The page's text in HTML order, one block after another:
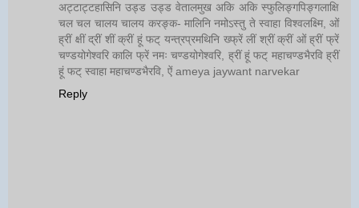
अट्टाट्टहासिनि उड्ड उड्ड वेतालमुख अकि अकि स्फुलिङ्गपिङ्गलाक्षि
चल चल चालय चालय करङ्क- मालिनि नमोऽस्तु ते स्वाहा विश्वलक्ष्मि, ओं
ह्रीं क्षीं द्रीं शीं क्रीं हूं फट् यन्त्रप्रमथिनि ख्फ्रें लीं श्रीं क्रीं ओं ह्रीं फ्रें
चण्डयोगेश्वरि कालि फ्रें नमः चण्डयोगेश्वरि, ह्रीं हूं फट् महाचण्डभैरवि ह्रीं
हूं फट् स्वाहा महाचण्डभैरवि, ऐं ameya jaywant narvekar
Reply